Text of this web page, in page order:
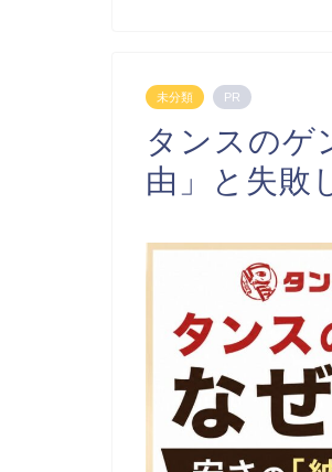
未分類 PR
タンスのゲ
由」と失敗